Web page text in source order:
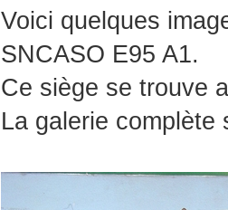
Voici quelques
SNCASO E95 A1.
Ce siège se trouve
La galerie